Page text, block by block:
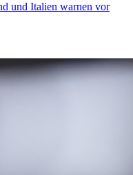
und Italien warnen vor